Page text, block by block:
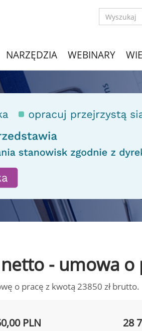
NARZĘDZIA WEBINARY
- umowa o
o pracę z kwotą 23850 zł brutto.
PLN 28